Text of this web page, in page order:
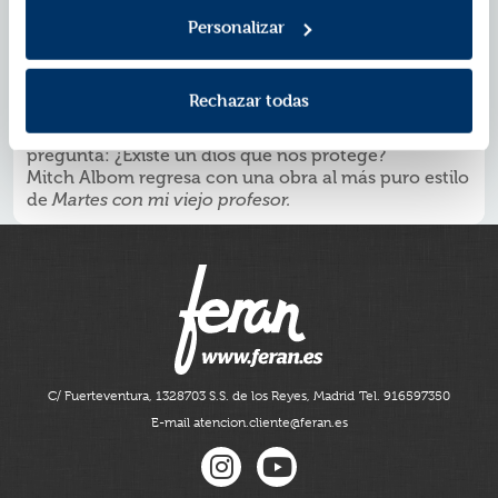
Personalizar
Rechazar todas
Una novela sobre esperanza, supervivencia y la
aceptación que define el destino de sus
Una situación límite, un espacio reducido y la eterna
pregunta: ¿Existe un dios que nos protege?
Mitch Albom regresa con una obra al más puro estilo
deMartes con mi viejo profesor.
C/ Fuerteventura, 1328703 S.S. de los Reyes, Madrid Tel. 916597350
E-mail atencion.cliente@feran.es